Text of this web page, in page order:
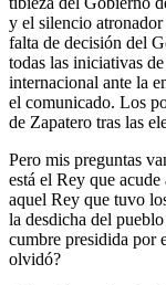
y el silencio
falta de decisión del
todas las iniciativas
internacional ante la
el comunicado. Los
de Zapatero tras las
Pero mis preguntas
está el Rey que
aquel Rey que tuvo
la desdicha del
cumbre presidida por
olvidó?